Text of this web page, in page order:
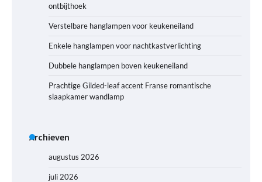
ontbijthoek
Verstelbare hanglampen voor keukeneiland
Enkele hanglampen voor nachtkastverlichting
Dubbele hanglampen boven keukeneiland
Prachtige Gilded-leaf accent Franse romantische
slaapkamer wandlamp
Archieven
augustus 2026
juli 2026